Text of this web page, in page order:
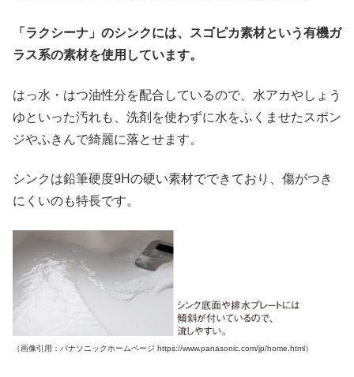
「ラクシーナ」のシンクには、スゴピカ素材という有機ガ
ラス系の素材を使用しています。
はっ水・はつ油性分を配合しているので、水アカやしょう
ゆといった汚れも、洗剤を使わずに水をふくませたスポン
ジやふきんで綺麗に落とせます。
シンクは鉛筆硬度9Hの硬い素材でできており、傷がつき
にくいのも特長です。
（画像引用：パナソニックホームページ https://www.panasonic.com/jp/home.html）